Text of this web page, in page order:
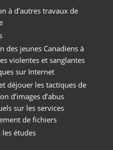
à d’autres travaux de
des jeunes Canadiens à
violentes et sanglantes
sur Internet
déjouer les tactiques de
d’images d’abus
sur les services
de fichiers
études